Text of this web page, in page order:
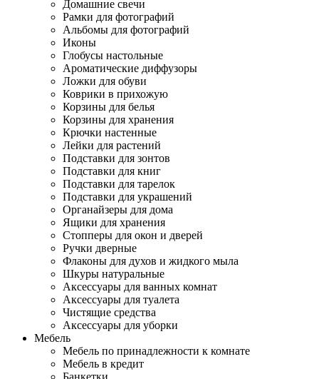
Домашние свечи
Рамки для фотографий
Альбомы для фотографий
Иконы
Глобусы настольные
Ароматические диффузоры
Ложки для обуви
Коврики в прихожую
Корзины для белья
Корзины для хранения
Крючки настенные
Лейки для растений
Подставки для зонтов
Подставки для книг
Подставки для тарелок
Подставки для украшений
Органайзеры для дома
Ящики для хранения
Стопперы для окон и дверей
Ручки дверные
Флаконы для духов и жидкого мыла
Шкуры натуральные
Аксессуары для ванных комнат
Аксессуары для туалета
Чистящие средства
Аксессуары для уборки
Мебель
Мебель по принадлежности к комнате
Мебель в кредит
Банкетки